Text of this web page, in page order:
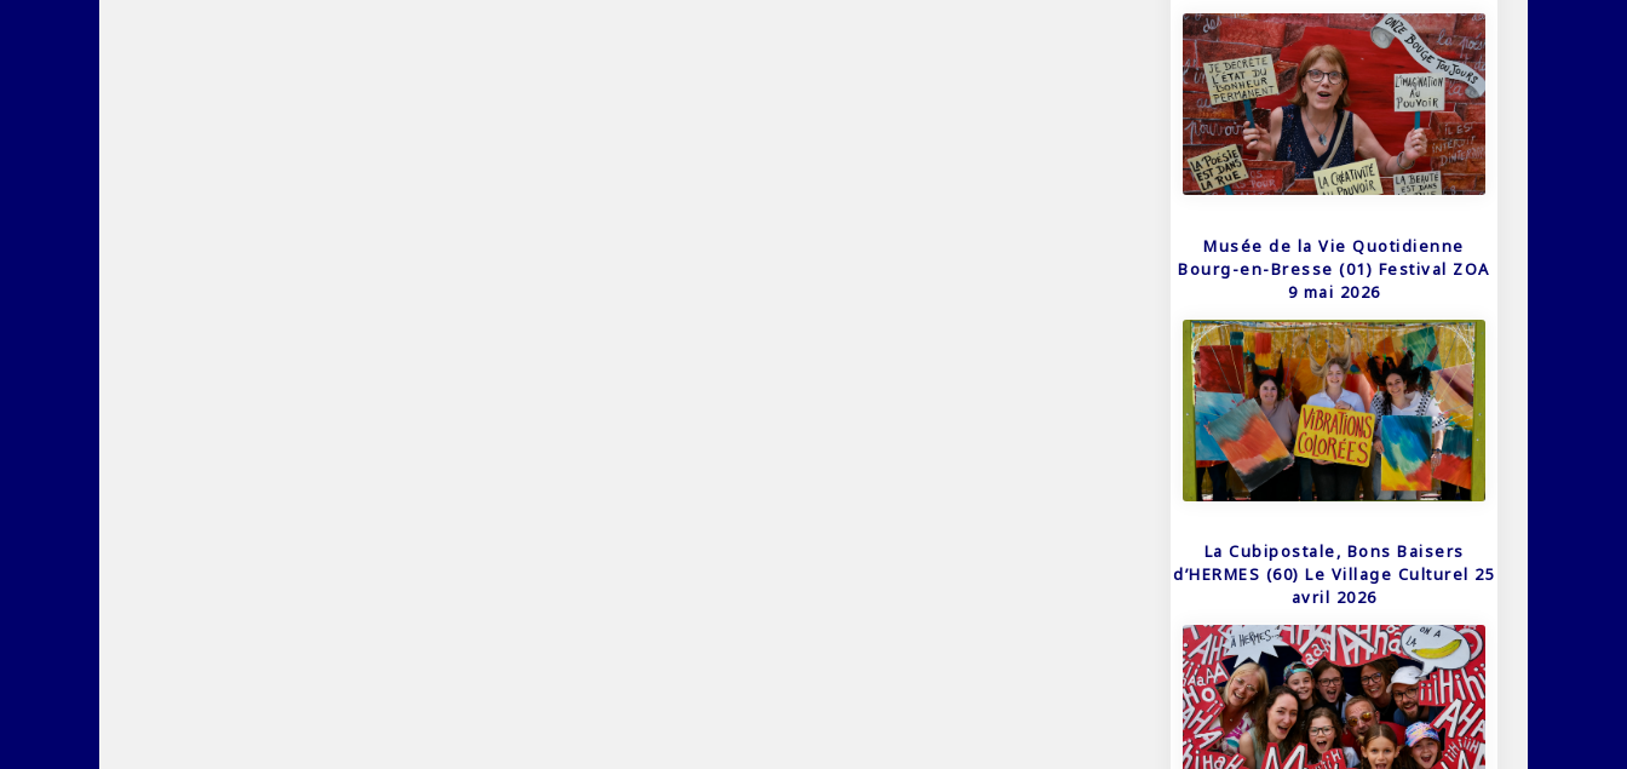
Musée de la Vie Quotidienne
Bourg-en-Bresse (01) Festival ZOA
9 mai 2026
La Cubipostale, Bons Baisers
d’HERMES (60) Le Village Culturel 25
avril 2026